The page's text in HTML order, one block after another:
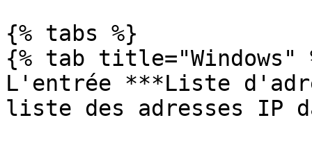
{% tabs %}
{% tab title="Windows"
L'entrée ***Liste
liste des adresses IP